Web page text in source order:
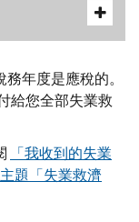
年度是應稅的。
給您全部失業救
「我收到的失業
題「失業救濟